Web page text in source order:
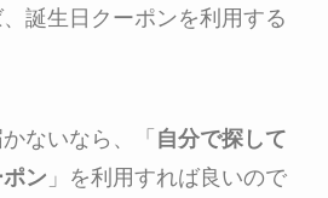
誕生日クーポンを利用する
ないなら、「 自分で探して
ン 」を利用すれば良いので